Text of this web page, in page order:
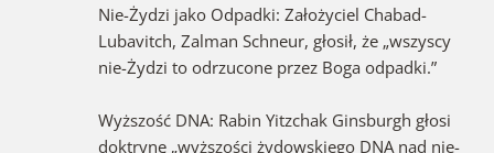
Nie-Żydzi jako Odpadki: Założyciel Chabad-
Lubavitch, Zalman Schneur, głosił, że „wszyscy
nie-Żydzi to odrzucone przez Boga odpadki.”
Wyższość DNA: Rabin Yitzchak Ginsburgh głosi
doktrynę „wyższości żydowskiego DNA nad nie-